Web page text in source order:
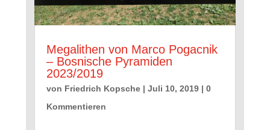
Megalithen von Marco Pogacnik
– Bosnische Pyramiden
2023/2019
von Friedrich Kopsche |Juli 10, 2019 | 0
Kommentieren